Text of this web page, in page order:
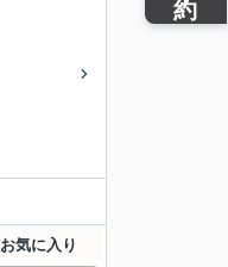
お気に入り